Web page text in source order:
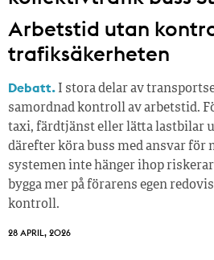
Arbetstid utan
trafiksäkerheten
Debatt. I stora delar av
samordnad kontroll av arbetstid.
taxi, färdtjänst eller lätta lastbilar
därefter köra buss med ansvar för
systemen inte hänger ihop
bygga mer på förarens egen
kontroll.
28 APRIL, 2026